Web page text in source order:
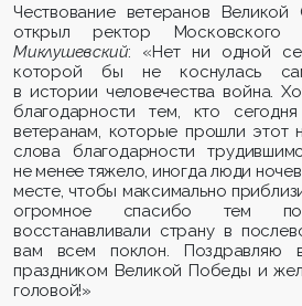
Чествование ветеранов Великой
открыл ректор Московского
Миклушевский: «Нет ни одной
которой бы не коснулась
в истории человечества война.
благодарности тем, кто
ветеранам, которые прошли этот
слова благодарности
не менее тяжело, иногда люди
месте, чтобы максимально
огромное спасибо тем
восстанавливали страну в
вам всем поклон. Поздравляю
праздником Великой Победы и
головой!»